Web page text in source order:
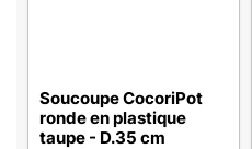
Soucoupe CocoriPot
ronde en plastique
taupe - D.35 cm